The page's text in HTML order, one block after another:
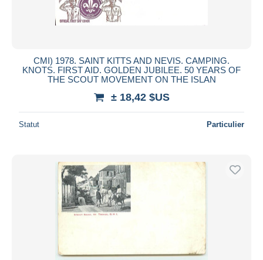
CMI) 1978. SAINT KITTS AND NEVIS. CAMPING.
KNOTS. FIRST AID. GOLDEN JUBILEE. 50 YEARS OF
THE SCOUT MOVEMENT ON THE ISLAN
± 18,42 $US
Statut Particulier